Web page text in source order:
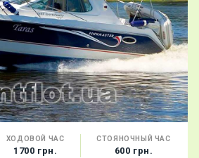
ХОДОВОЙ ЧАС
1700 грн.
СТОЯНОЧНЫЙ ЧАС
600 грн.